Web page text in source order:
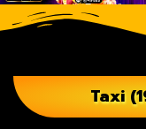
Taxi